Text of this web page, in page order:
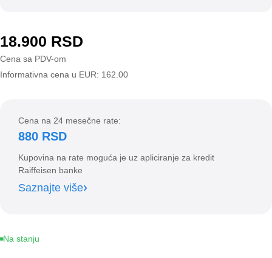
18.900 RSD
Cena sa PDV-om
Informativna cena u EUR: 162.00
Cena na 24 mesečne rate:
880 RSD
Kupovina na rate moguća je uz apliciranje za kredit
Raiffeisen banke
Saznajte više
Na stanju